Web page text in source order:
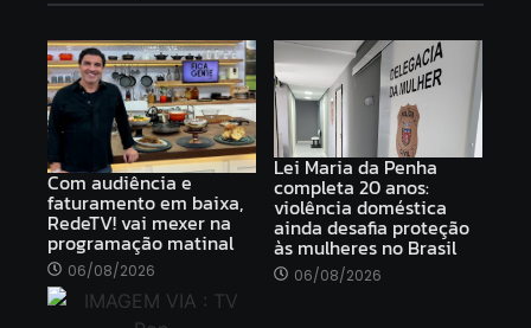
Com audiência e
faturamento em baixa,
RedeTV! vai mexer na
programação matinal
06/08/2026
Lei Maria da Penha
completa 20 anos:
violência doméstica
ainda desafia proteção
às mulheres no Brasil
06/08/2026